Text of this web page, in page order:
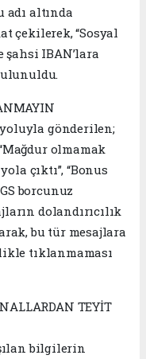
altında
çekilerek, “Sosyal
IBAN’lara
gönderilen;
olmamak
çıktı”, “Bonus
borcunuz
dolandırıcılık
bu tür mesajlara
tıklanmaması
TEYİT
bilgilerin